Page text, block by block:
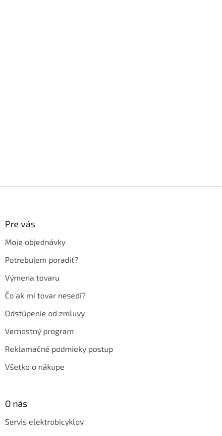
Pre vás
Moje objednávky
Potrebujem poradiť?
Výmena tovaru
Čo ak mi tovar nesedí?
Odstúpenie od zmluvy
Vernostný program
Reklamačné podmieky postup
Všetko o nákupe
O nás
Servis elektrobicyklov